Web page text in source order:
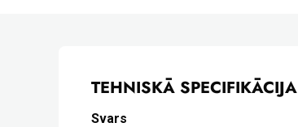
TEHNISKĀ SPECIFIKĀCIJA
Svars